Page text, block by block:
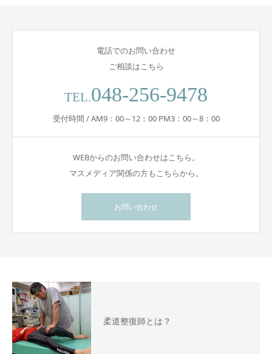
電話でのお問い合わせ
ご相談はこちら
TEL.048-256-9478
受付時間 / AM9：00～12：00 PM3：00～8：00
WEBからのお問い合わせはこちら。
マスメディア関係の方もこちらから。
お問い合わせ
柔道整復師とは？